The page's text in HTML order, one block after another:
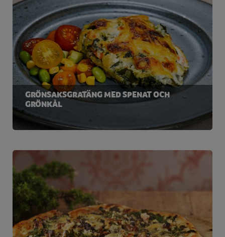
GRÖNSAKSGRATÄNG MED SPENAT OCH
GRÖNKÅL